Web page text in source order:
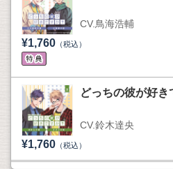
CV.鳥海浩輔
¥1,760 （税込）
どっちの彼が好
CV.鈴木達央
¥1,760 （税込）